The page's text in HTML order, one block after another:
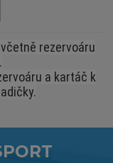
rezervoáru
a kartáč k